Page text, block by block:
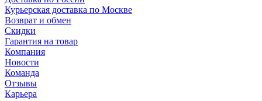
Курьерская доставка по Москве
Возврат и обмен
Скидки
Гарантия на товар
Компания
Новости
Команда
Отзывы
Карьера